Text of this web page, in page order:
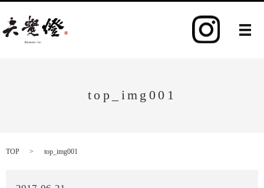
メ
top_img001
TOP top_img001